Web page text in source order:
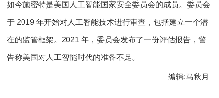
如今施密特是美国人工智能国家安全委员会的成员。委员会
于 2019 年开始对人工智能技术进行审查，包括建立一个潜
在的监管框架。2021 年，委员会发布了一份评估报告，警
告称美国对人工智能时代的准备不足。
编辑:马秋月